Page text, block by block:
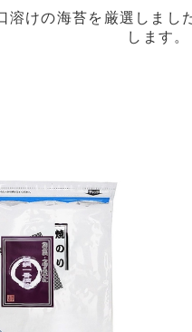
けの海苔を厳選しま
します。